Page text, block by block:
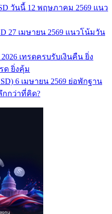
วันนี้ 12 พฤษภาคม 2569 แนว
27 เมษายน 2569 แนวโน้มวัน
เทรดครบรับเงินคืน ยิ่ง
ด ยิ่งคุ้ม
6 เมษายน 2569 ย่อพักฐาน
กว่าที่คิด?